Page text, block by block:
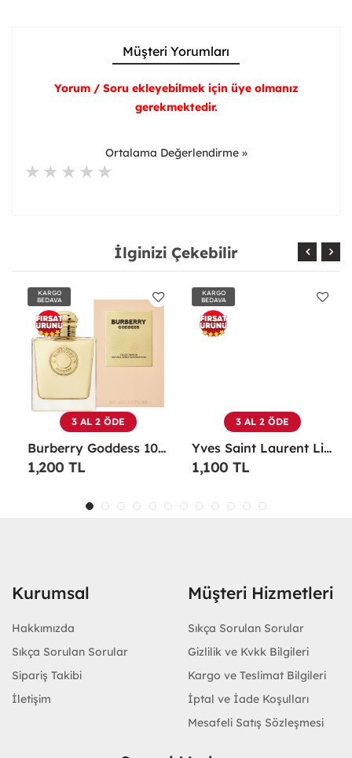
Müşteri Yorumları
Yorum / Soru ekleyebilmek için üye olmanız
gerekmektedir.
Ortalama Değerlendirme »
İlginizi Çekebilir
KARGO
BEDAVA
3 AL 2 ÖDE
Burberry Goddess 100 ML EDP Kadın Parfümü -
1,200 TL
KARGO
BEDAVA
3 AL 2 ÖDE
Yves Saint Laurent Libre EDP 90 Ml Kadın Parfüm - YSLL
1,100 TL
Kurumsal
Hakkımızda
Sıkça Sorulan Sorular
Sipariş Takibi
İletişim
Müşteri Hizmetleri
Sıkça Sorulan Sorular
Gizlilik ve Kvkk Bilgileri
Kargo ve Teslimat Bilgileri
İptal ve İade Koşulları
Mesafeli Satış Sözleşmesi